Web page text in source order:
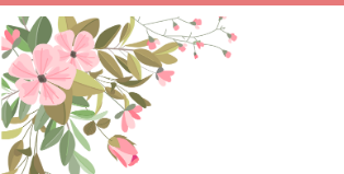
Passer
au
contenu